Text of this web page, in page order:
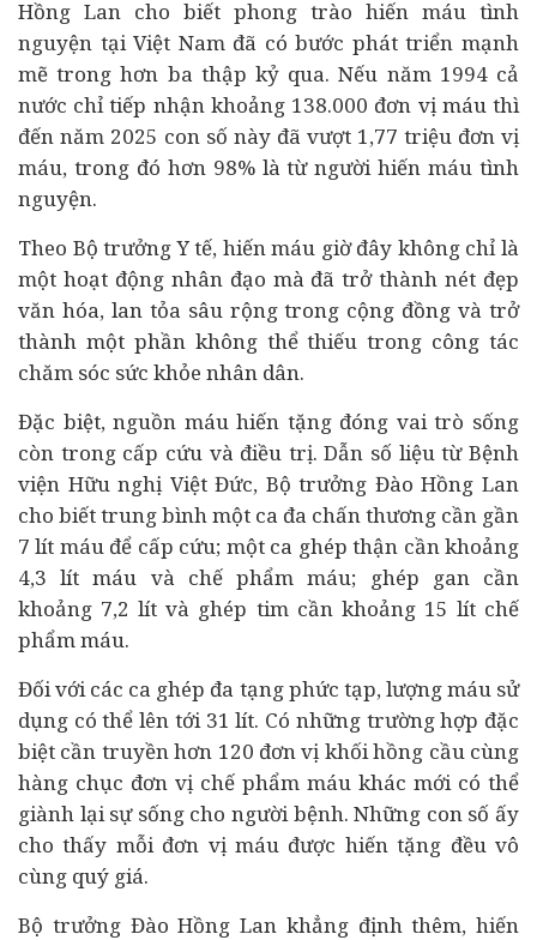
Hồng Lan cho biết phong trào hiến máu tình
nguyện tại Việt Nam đã có bước phát triển mạnh
mẽ trong hơn ba thập kỷ qua. Nếu năm 1994 cả
nước chỉ tiếp nhận khoảng 138.000 đơn vị máu thì
đến năm 2025 con số này đã vượt 1,77 triệu đơn vị
máu, trong đó hơn 98% là từ người hiến máu tình
nguyện.
Theo Bộ trưởng Y tế, hiến máu giờ đây không chỉ là
một hoạt động nhân đạo mà đã trở thành nét đẹp
văn hóa, lan tỏa sâu rộng trong cộng đồng và trở
thành một phần không thể thiếu trong công tác
chăm sóc sức khỏe nhân dân.
Đặc biệt, nguồn máu hiến tặng đóng vai trò sống
còn trong cấp cứu và điều trị. Dẫn số liệu từ Bệnh
viện Hữu nghị Việt Đức, Bộ trưởng Đào Hồng Lan
cho biết trung bình một ca đa chấn thương cần gần
7 lít máu để cấp cứu; một ca ghép thận cần khoảng
4,3 lít máu và chế phẩm máu; ghép gan cần
khoảng 7,2 lít và ghép tim cần khoảng 15 lít chế
phẩm máu.
Đối với các ca ghép đa tạng phức tạp, lượng máu sử
dụng có thể lên tới 31 lít. Có những trường hợp đặc
biệt cần truyền hơn 120 đơn vị khối hồng cầu cùng
hàng chục đơn vị chế phẩm máu khác mới có thể
giành lại sự sống cho người bệnh. Những con số ấy
cho thấy mỗi đơn vị máu được hiến tặng đều vô
cùng quý giá.
Bộ trưởng Đào Hồng Lan khẳng định thêm, hiến